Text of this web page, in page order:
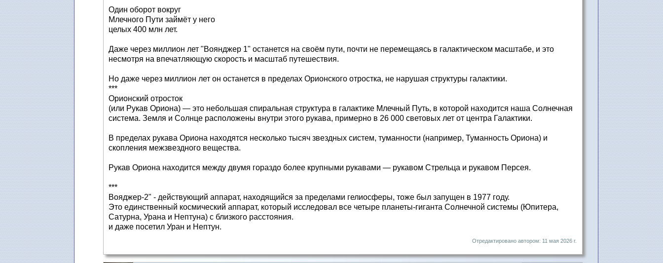
Один оборот вокруг
Млечного Пути займёт у него
целых 400 млн лет.
Даже через миллион лет "Воянджер 1" останется на своём пути, почти не перемещаясь в галактическом масштабе, и это
несмотря на впечатляющую скорость и масштаб путешествия.
Но даже через миллион лет он останется в пределах Орионского отростка, не нарушая структуры галактики.
***
Орионский отросток
(или Рукав Ориона) — это небольшая спиральная структура в галактике Млечный Путь, в которой находится наша Солнечная
система. Земля и Солнце расположены внутри этого рукава, примерно в 26 000 световых лет от центра Галактики.
В пределах рукава Ориона находятся несколько тысяч звездных систем, туманности (например, Туманность Ориона) и
скопления межзвездного вещества.
Рукав Ориона находится между двумя гораздо более крупными рукавами — рукавом Стрельца и рукавом Персея.
***
Вояджер-2" - действующий аппарат, находящийся за пределами гелиосферы, тоже был запущен в 1977 году.
Это единственный космический аппарат, который исследовал все четыре планеты-гиганта Солнечной системы (Юпитера,
Сатурна, Урана и Нептуна) с близкого расстояния.
и даже посетил Уран и Нептун.
Отредактировано автором: 11 мая 2026 г.